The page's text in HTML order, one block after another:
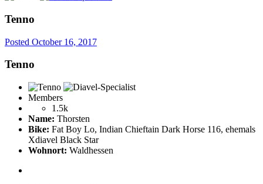
Tenno
Posted October 16, 2017
Tenno
Members
1.5k
Name: Thorsten
Bike: Fat Boy Lo, Indian Chieftain Dark Horse 116, ehemals
Xdiavel Black Star
Wohnort: Waldhessen